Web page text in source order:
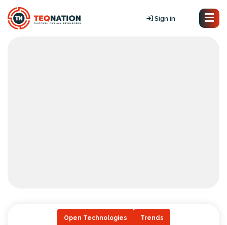
Sign in
Open Technologies Trends